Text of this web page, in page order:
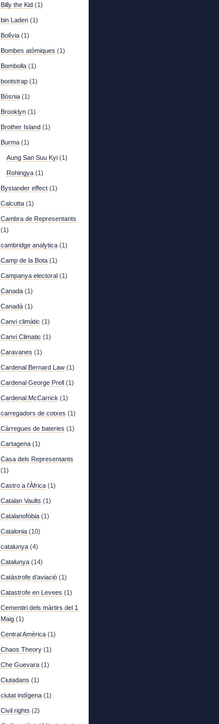
Billy the Kid (1)
bin Laden (1)
Bolívia (1)
Bombes atòmiques (1)
Bombolla (1)
bootstrap (1)
Bòsnia (1)
Brooklyn (1)
Brother Island (1)
Burma (1)
Aung San Suu Kyi (1)
Rohingya (1)
Bystander effect (1)
Calcutta (1)
Cambra de Representants
(1)
cambridge analytica (1)
Camp de la Bota (1)
Campanya electoral (1)
Canada (1)
Canadà (1)
Canvi climàtic (1)
Canvi Climatic (1)
Caravanes (1)
Cardenal Bernard Law (1)
Cardenal George Prell (1)
Cardenal McCarrick (1)
carregadors de cotxes (1)
Càrregues de bateries (1)
Cartagena (1)
Casa dels Representants
(1)
Castro a l’Àfrica (1)
Catalan Vaults (1)
Catalanofòbia (1)
Catalonia (10)
catalunya (4)
Catalunya (14)
Catàstrofe d’aviació (1)
Catastrofe en Levees (1)
Cementiri dels màrtirs del 1
Maig (1)
Central Amèrica (1)
Chaos Theory (1)
Che Guevara (1)
Ciutadans (1)
ciutat indígena (1)
Civil rights (2)